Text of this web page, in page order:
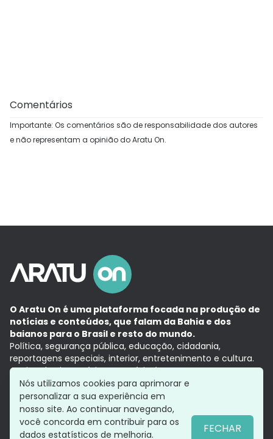
Comentários
Importante: Os comentários são de responsabilidade dos autores
e não representam a opinião do Aratu On.
O Aratu On é uma plataforma focada na produção de
notícias e conteúdos, que falam da Bahia e dos
baianos para o Brasil e resto do mundo.
Política, segurança pública, educação, cidadania,
reportagens especiais, interior, entretenimento e cultura.
Aqui, tudo vira notícia e a notícia é no tempo presente,
com a credibilidade do Grupo Aratu.
Grupo Aratu
Política de privacidade
Nós utilizamos cookies para aprimorar e
personalizar a sua experiência em
nosso site. Ao continuar navegando,
você concorda em contribuir para os
dados estatísticos de melhoria.
FECHAR